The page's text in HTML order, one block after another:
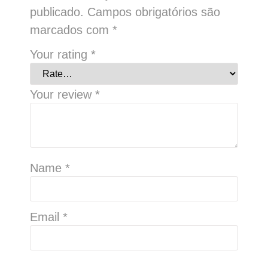
publicado. Campos obrigatórios são
marcados com *
Your rating *
Your review *
Name *
Email *